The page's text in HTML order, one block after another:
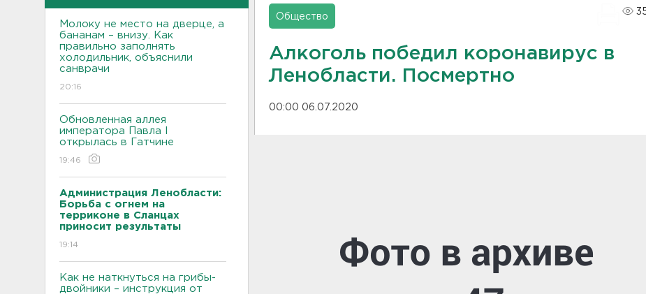
Молоку не место на дверце, а
бананам – внизу. Как
правильно заполнять
холодильник, объяснили
санврачи
20:16
Обновленная аллея
императора Павла I
открылась в Гатчине
19:46
Администрация Ленобласти:
Борьба с огнем на
терриконе в Сланцах
приносит результаты
19:14
Как не наткнуться на грибы-
двойники – инструкция от
Общество
Алкоголь победил коронавирус в
Ленобласти. Посмертно
00:00 06.07.2020